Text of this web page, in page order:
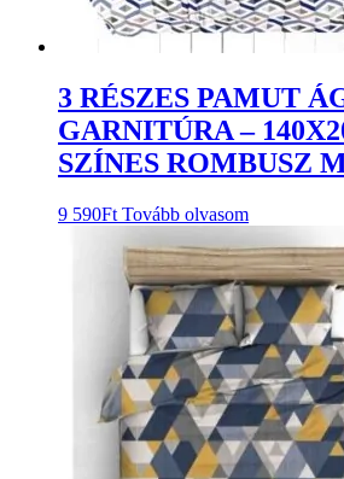
3 RÉSZES PAMUT
GARNITÚRA –
SZÍNES ROMBUSZ
9 590Ft Tovább olvasom